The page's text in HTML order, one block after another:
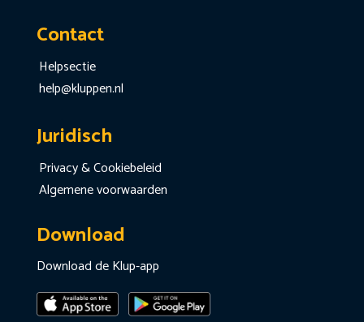
Contact
Helpsectie
help@kluppen.nl
Juridisch
Privacy & Cookiebeleid
Algemene voorwaarden
Download
Download de Klup-app